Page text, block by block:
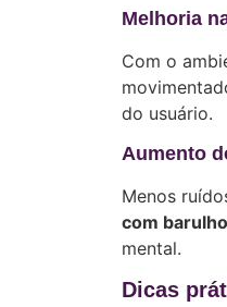
Melhoria
Com o
do usuário.
Aumento
Menos
com
mental.
Dicas